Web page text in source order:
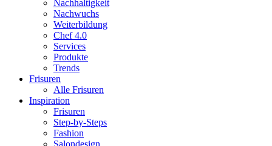
Nachhaltigkeit
Nachwuchs
Weiterbildung
Chef 4.0
Services
Produkte
Trends
Frisuren
Alle Frisuren
Inspiration
Frisuren
Step-by-Steps
Fashion
Salondesign